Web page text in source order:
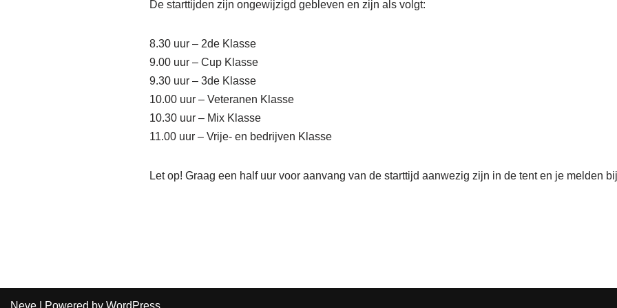
De starttijden zijn ongewijzigd gebleven en zijn als volgt:
8.30 uur – 2de Klasse
9.00 uur – Cup Klasse
9.30 uur – 3de Klasse
10.00 uur – Veteranen Klasse
10.30 uur – Mix Klasse
11.00 uur – Vrije- en bedrijven Klasse
Let op! Graag een half uur voor aanvang van de starttijd aanwezig zijn in de tent en je melden